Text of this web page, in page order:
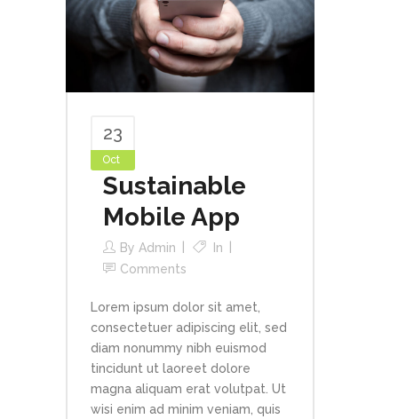
23
Oct
Sustainable
Mobile App
By Admin
In
Comments
Lorem ipsum dolor sit amet,
consectetuer adipiscing elit, sed
diam nonummy nibh euismod
tincidunt ut laoreet dolore
magna aliquam erat volutpat. Ut
wisi enim ad minim veniam, quis